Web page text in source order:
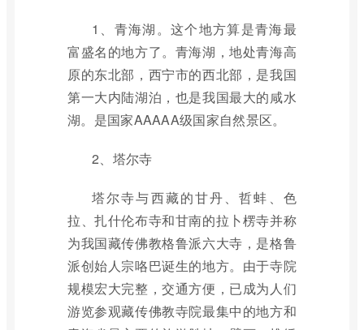
1、青海湖。这个地方算是青海最
富盛名的地方了。青海湖，地处青海高
原的东北部，西宁市的西北部，是我国
第一大内陆湖泊，也是我国最大的咸水
湖。是国家AAAAA级国家自然景区。
2、塔尔寺
塔尔寺与西藏的甘丹、哲蚌、色
拉、扎什伦布寺和甘南的拉卜楞寺并称
为我国藏传佛教格鲁派六大寺，是格鲁
派创始人宗咯巴诞生的地方。由于寺院
规模宏大完整，交通方便，已成为人们
游览参观藏传佛教寺院最集中的地方和